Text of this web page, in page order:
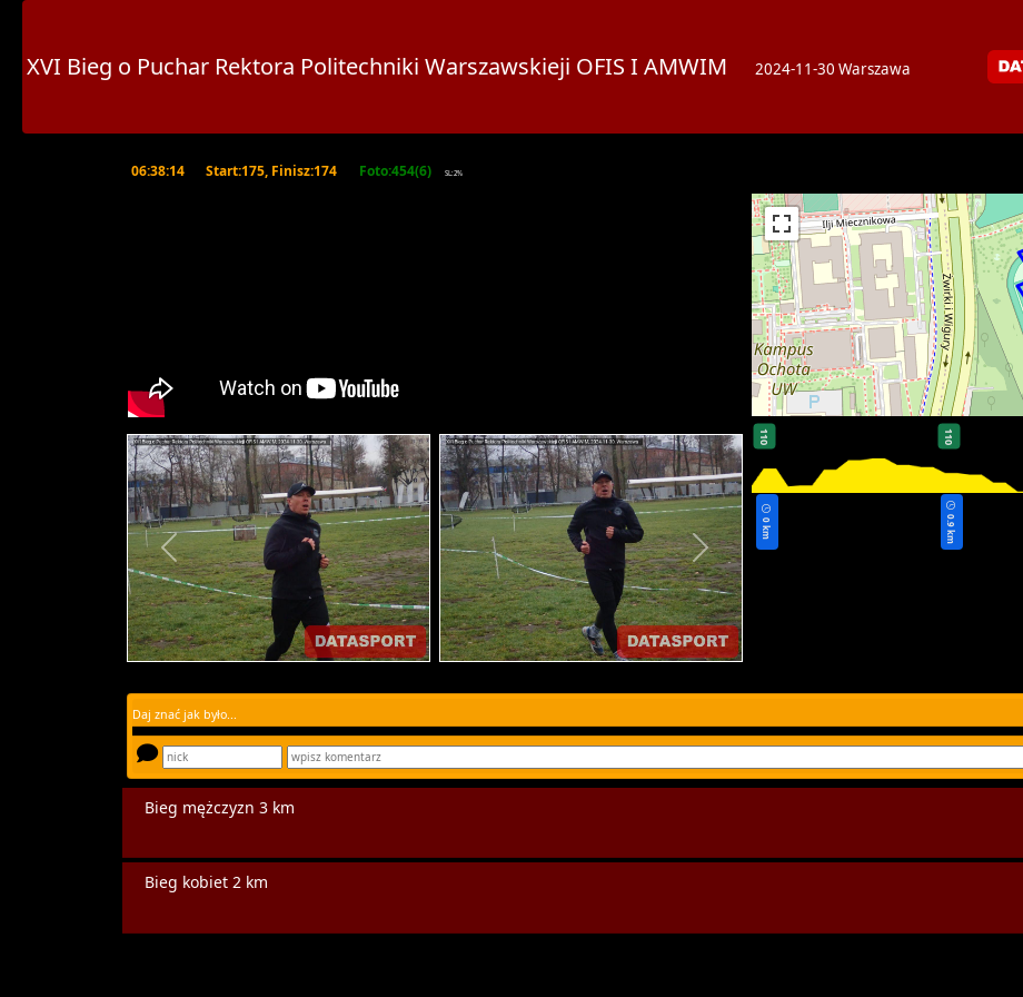
XVI Bieg o Puchar Rektora Politechniki Warszawskieji OFIS I AMWIM 2024-11-30 Warszawa
06:38:14 Start:175, Finisz:174 Foto:454(6) SL:2%
0 km
110 110
0.9 km
Daj znać jak było...
Bieg mężczyzn 3 km
Bieg kobiet 2 km